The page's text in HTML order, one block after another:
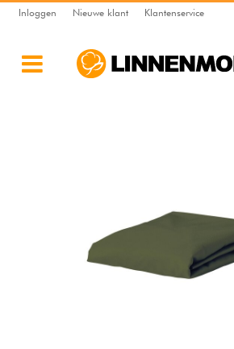
Inloggen Nieuwe klant Klantenservice